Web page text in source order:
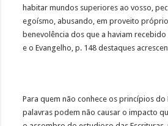
habitar mundos superiores ao vosso,
egoísmo, abusando, em proveito
benevolência dos que a haviam
e o Evangelho, p. 148 destaques
Para quem não conhece os princípios do
palavras podem não causar o impacto